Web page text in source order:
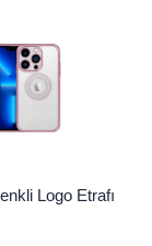
Logo Etrafı